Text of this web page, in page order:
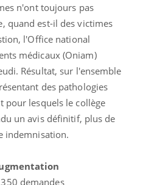
n'ont toujours pas
quand est-il des victimes
l'Office national
médicaux (Oniam)
Résultat, sur l'ensemble
des pathologies
pour lesquels le collège
un avis définitif, plus de
indemnisation.
demandes